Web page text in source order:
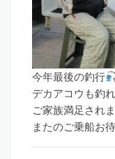
今年最後の釣行
デカアコウも釣
ご家族満足され
またのご乗船お